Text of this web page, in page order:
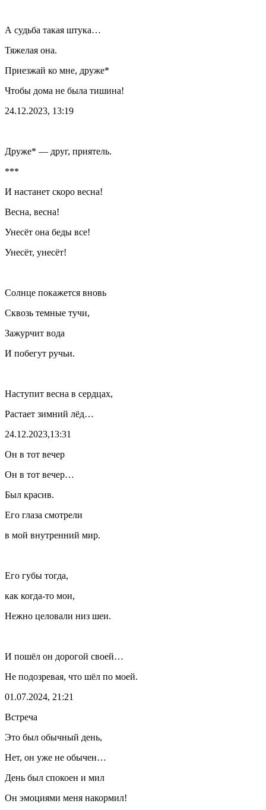
А судьба такая штука…
Тяжелая она.
Приезжай ко мне, друже*
Чтобы дома не была тишина!
24.12.2023, 13:19
Друже* — друг, приятель.
***
И настанет скоро весна!
Весна, весна!
Унесёт она беды все!
Унесёт, унесёт!
Солнце покажется вновь
Сквозь темные тучи,
Зажурчит вода
И побегут ручьи.
Наступит весна в сердцах,
Растает зимний лёд…
24.12.2023,13:31
Он в тот вечер
Он в тот вечер…
Был красив.
Его глаза смотрели
в мой внутренний мир.
Его губы тогда,
как когда-то мои,
Нежно целовали низ шеи.
И пошёл он дорогой своей…
Не подозревая, что шёл по моей.
01.07.2024, 21:21
Встреча
Это был обычный день,
Нет, он уже не обычен…
День был спокоен и мил
Он эмоциями меня накормил!